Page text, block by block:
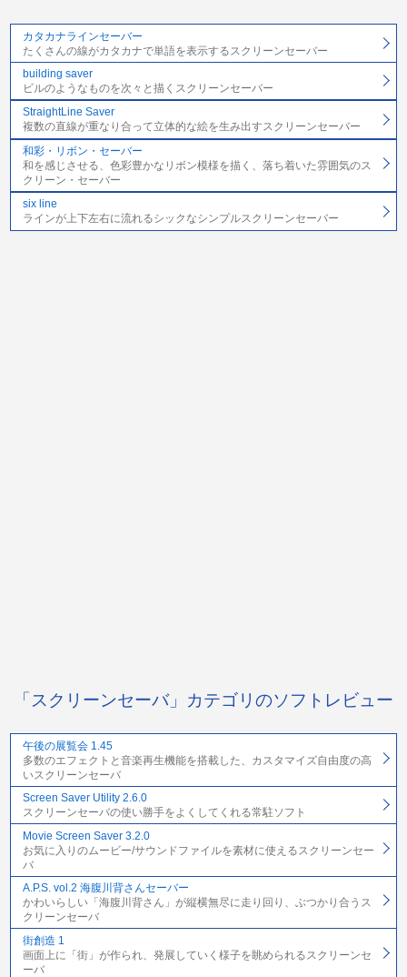
カタカナラインセーバー
たくさんの線がカタカナで単語を表示するスクリーンセーバー
building saver
ビルのようなものを次々と描くスクリーンセーバー
StraightLine Saver
複数の直線が重なり合って立体的な絵を生み出すスクリーンセーバー
和彩・リボン・セーバー
和を感じさせる、色彩豊かなリボン模様を描く、落ち着いた雰囲気のス
クリーン・セーバー
six line
ラインが上下左右に流れるシックなシンプルスクリーンセーバー
「スクリーンセーバ」カテゴリのソフトレビュー
午後の展覧会 1.45
多数のエフェクトと音楽再生機能を搭載した、カスタマイズ自由度の高
いスクリーンセーバ
Screen Saver Utility 2.6.0
スクリーンセーバの使い勝手をよくしてくれる常駐ソフト
Movie Screen Saver 3.2.0
お気に入りのムービー/サウンドファイルを素材に使えるスクリーンセー
バ
A.P.S. vol.2 海腹川背さんセーバー
かわいらしい「海腹川背さん」が縦横無尽に走り回り、ぶつかり合うス
クリーンセーバ
街創造 1
画面上に「街」が作られ、発展していく様子を眺められるスクリーンセ
ーバ